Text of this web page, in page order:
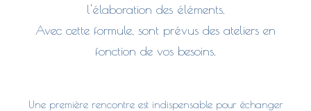
l'élaboration des éléments.
Avec cette formule, sont prévus des ateliers en
fonction de vos besoins.
Une première rencontre est indispensable pour échanger